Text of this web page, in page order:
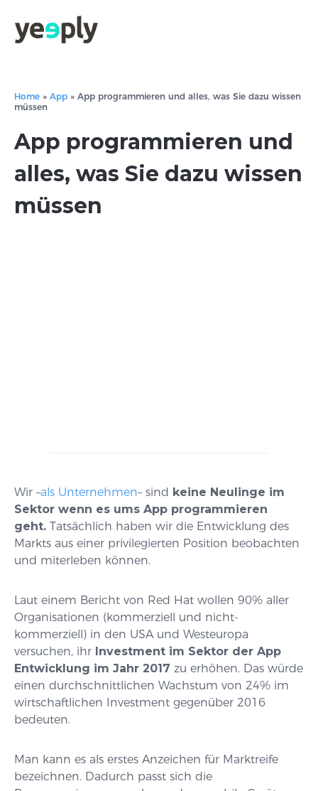
Home » App » App programmieren und alles, was Sie dazu wissen
müssen
App programmieren und
alles, was Sie dazu wissen
müssen
Wir –als Unternehmen– sind keine Neulinge im
Sektor wenn es ums App programmieren
geht. Tatsächlich haben wir die Entwicklung des
Markts aus einer privilegierten Position beobachten
und miterleben können.
Laut einem Bericht von Red Hat wollen 90% aller
Organisationen (kommerziell und nicht-
kommerziell) in den USA und Westeuropa
versuchen, ihr Investment im Sektor der App
Entwicklung im Jahr 2017 zu erhöhen. Das würde
einen durchschnittlichen Wachstum von 24% im
wirtschaftlichen Investment gegenüber 2016
bedeuten.
Man kann es als erstes Anzeichen für Marktreife
bezeichnen. Dadurch passt sich die